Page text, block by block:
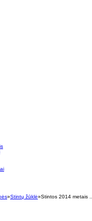
»Stintų žūklė»Stintos 2014 metais ...